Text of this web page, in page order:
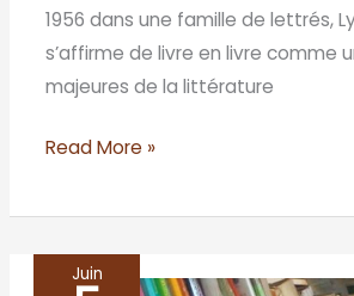
1956 dans une famille de lettrés,
s’affirme de livre en livre comme
majeures de la littérature
Read More »
Juin